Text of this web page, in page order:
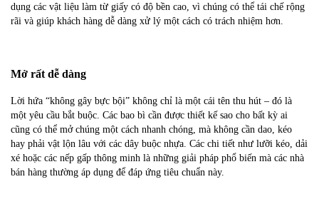
dụng các vật liệu làm từ giấy có độ bền cao, vì chúng có thể tái chế rộng
rãi và giúp khách hàng dễ dàng xử lý một cách có trách nhiệm hơn.
Mở rất dễ dàng
Lời hứa “không gây bực bội” không chỉ là một cái tên thu hút – đó là
một yêu cầu bắt buộc. Các bao bì cần được thiết kế sao cho bất kỳ ai
cũng có thể mở chúng một cách nhanh chóng, mà không cần dao, kéo
hay phải vật lộn lâu với các dây buộc nhựa. Các chi tiết như lưỡi kéo, dải
xé hoặc các nếp gấp thông minh là những giải pháp phổ biến mà các nhà
bán hàng thường áp dụng để đáp ứng tiêu chuẩn này.